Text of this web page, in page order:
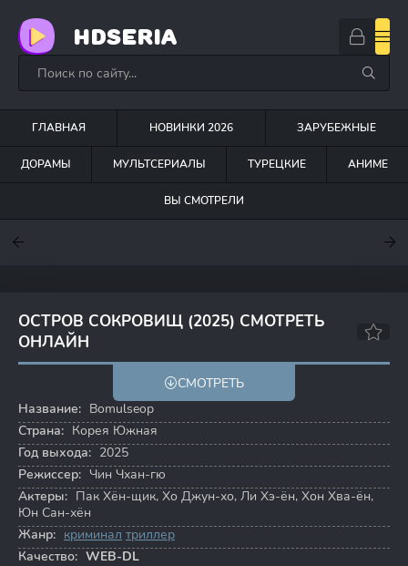
HDSERIA
ГЛАВНАЯ НОВИНКИ 2026 ЗАРУБЕЖНЫЕ
ДОРАМЫ МУЛЬТСЕРИАЛЫ ТУРЕЦКИЕ АНИМЕ
ВЫ СМОТРЕЛИ
ОСТРОВ СОКРОВИЩ (2025) СМОТРЕТЬ
ОНЛАЙН
СМОТРЕТЬ
Название: Bomulseop
Страна: Корея Южная
Год выхода: 2025
Режиссер: Чин Чхан-гю
Актеры: Пак Хён-щик, Хо Джун-хо, Ли Хэ-ён, Хон Хва-ён,
Юн Сан-хён
Жанр: криминал триллер
Качество: WEB-DL